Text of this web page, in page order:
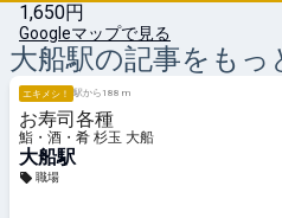
1,650円
Googleマップで見る
大船駅の記事をもっ
エキメシ！ 駅から188 m
お寿司各種
鮨・酒・肴 杉玉 大船
大船駅
職場